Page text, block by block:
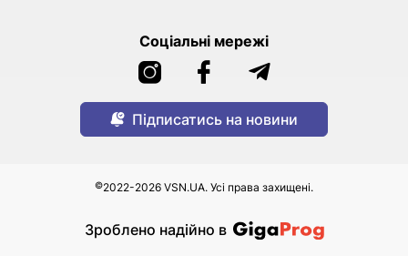
Соціальні мережі
Підписатись на новини
©2022-2026 VSN.UA. Усі права захищені.
Зроблено надійно в